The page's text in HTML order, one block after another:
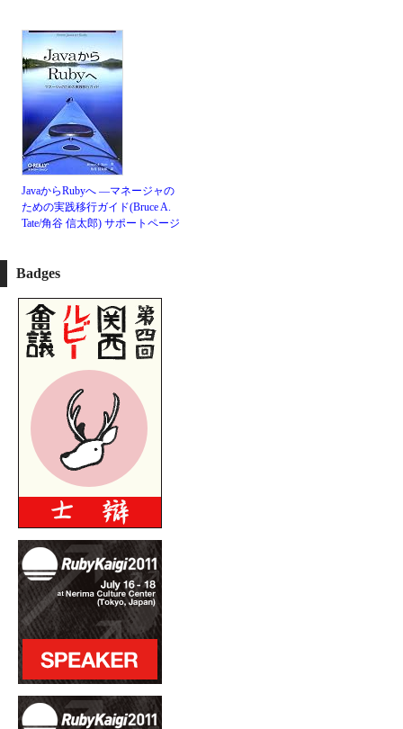
JavaからRubyへ ―マネージャの
ための実践移行ガイド(Bruce A.
Tate/角谷 信太郎) サポートページ
Badges